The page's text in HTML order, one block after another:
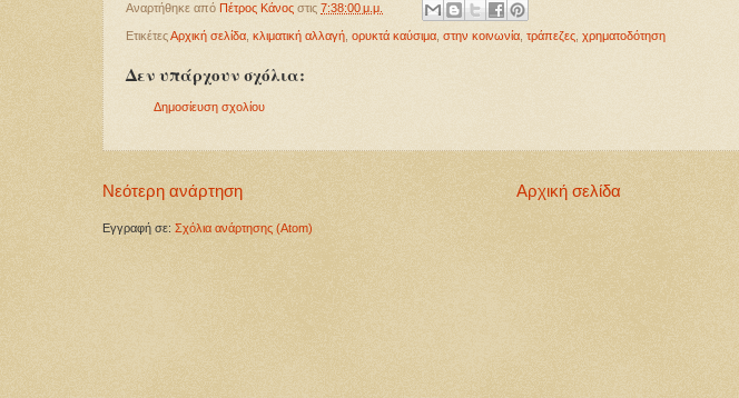
Αναρτήθηκε από Πέτρος Κάνος στις 7:38:00 μ.μ.
ΕτικέτεςΑρχική σελίδα κλιματική αλλαγή ορυκτά καύσιμα στην κοινωνία τράπεζες χρηματοδότηση
Δεν υπάρχουν σχόλια:
Δημοσίευση σχολίου
Νεότερη ανάρτηση Αρχική σελίδα
Εγγραφή σε: Σχόλια ανάρτησης (Atom)